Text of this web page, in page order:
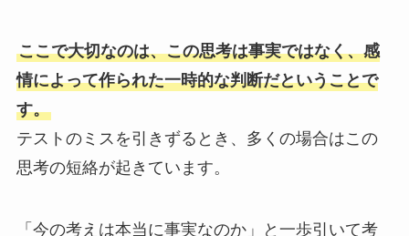
ここで大切なのは、この思考は事実ではなく、感
情によって作られた一時的な判断だということで
す。
テストのミスを引きずるとき、多くの場合はこの
思考の短絡が起きています。
「今の考えは本当に事実なのか」と一歩引いて考